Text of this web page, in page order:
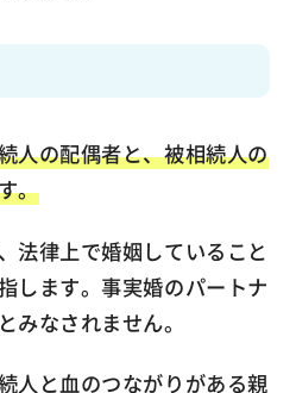
人の配偶者と、被相続人の
。
法律上で婚姻していること
します。事実婚のパートナ
みなされません。
人と血のつながりがある親